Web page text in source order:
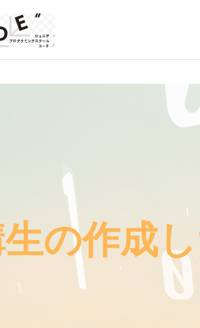
の作成